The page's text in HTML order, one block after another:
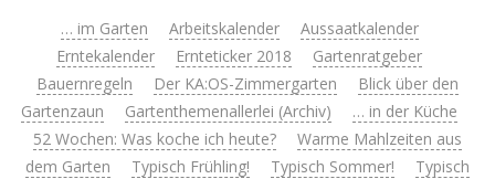
… im Garten
Arbeitskalender
Aussaatkalender
Erntekalender
Ernteticker 2018
Gartenratgeber
Bauernregeln
Der KA:OS-Zimmergarten
Blick über den
Gartenzaun
Gartenthemenallerlei (Archiv)
… in der Küche
52 Wochen: Was koche ich heute?
Warme Mahlzeiten aus
dem Garten
Typisch Frühling! Typisch Sommer!
Typisch